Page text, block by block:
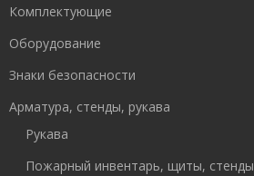
Комплектующие
Оборудование
Знаки безопасности
Арматура, стенды, рукава
Рукава
Пожарный инвентарь, щиты, стенды